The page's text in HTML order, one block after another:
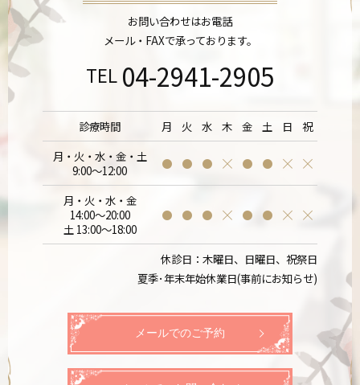
お問い合わせはお電話
メール・FAXで承っております。
TEL 04-2941-2905
診療時間 月 火 水 木 金 土 日
祝
月・火・水・金・土
9:00～12:00
月・火・水・金
14:00～20:00
土 13:00～18:00
休診日：木曜日、日曜日、祝祭日
夏季･年末年始休業日(事前にお知らせ)
メールでのご予約